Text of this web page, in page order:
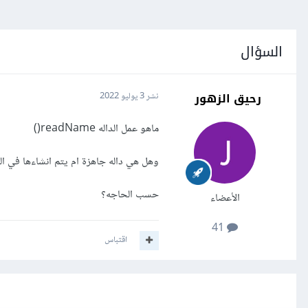
السؤال
رحيق الزهور
الأعضاء
نشر3 يوليو 2022
ماهو عمل الداله readName()
وهل هي داله جاهزة ام يتم انشاءها في
حسب الحاجه؟
اقتباس